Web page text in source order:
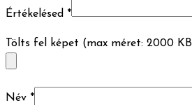
Értékelésed *
Tölts fel képet (max méret: 2000
Név *